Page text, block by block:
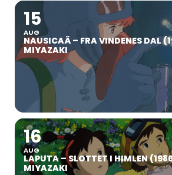
15
AUG
NAUSICAÄ – FRA VINDENES DAL
MIYAZAKI
16
AUG
LAPUTA – SLOTTET I HIMLEN
MIYAZAKI